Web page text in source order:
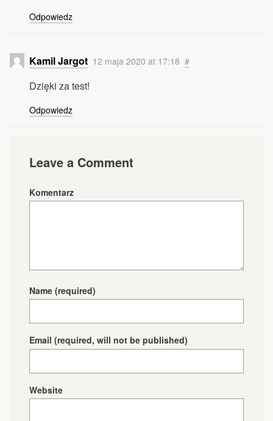
Odpowiedz
Kamil Jargot 12 maja 2020 at 17:18 #
Dzięki za test!
Odpowiedz
Leave a Comment
Komentarz
Name (required)
Email (required, will not be published)
Website